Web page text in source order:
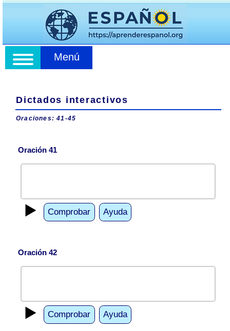
Menú
Dictados interactivos
Oraciones: 41-45
Oración 41
▶️ Comprobar Ayuda
Oración 42
▶️ Comprobar Ayuda